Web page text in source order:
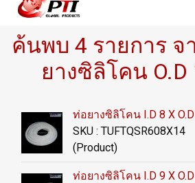
ค้นพบ 4 รายการ จ
ยางซิลิโคน O.D
ท่อยางซิลิโคน I.D 8 X
SKU : TUFTQSR608X14
(Product)
ท่อยางซิลิโคน I.D 9 X